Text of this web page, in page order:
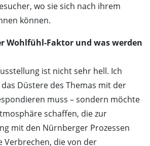
wo sie sich nach ihrem
können.
Wohlfühl-Faktor und was werden
ist nicht sehr hell. Ich
Düstere des Themas mit der
muss – sondern möchte
schaffen, die zur
mit den Nürnberger Prozessen
Verbrechen, die von der